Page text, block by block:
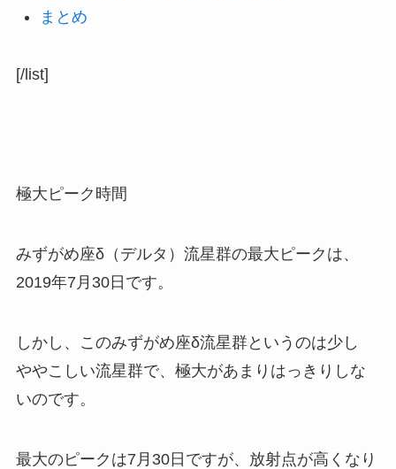
まとめ
[/list]
極大ピーク時間
みずがめ座δ（デルタ）流星群の最大ピークは、
2019年7月30日です。
しかし、このみずがめ座δ流星群というのは少し
ややこしい流星群で、極大があまりはっきりしな
いのです。
最大のピークは7月30日ですが、放射点が高くなり